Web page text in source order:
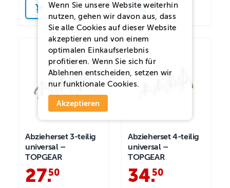
Abzieherset 3-teilig
universal –
TOPGEAR
27.
50
Abzieherset 4-teilig
universal –
TOPGEAR
34.
50
Wenn Sie unsere Website weiterhin
nutzen, gehen wir davon aus, dass
Sie alle Cookies auf dieser Website
akzeptieren und von einem
optimalen Einkaufserlebnis
profitieren. Wenn Sie sich für
Ablehnen entscheiden, setzen wir
nur funktionale Cookies.
Akzeptieren